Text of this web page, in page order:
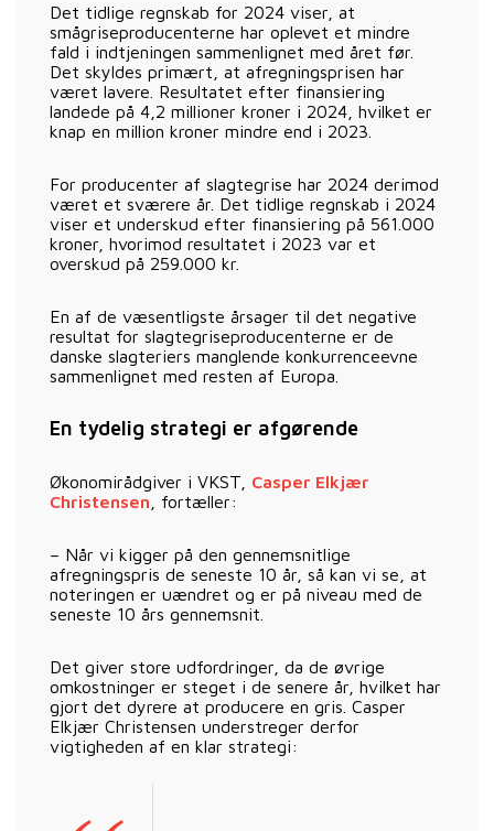
Det tidlige regnskab for 2024 viser, at
smågriseproducenterne har oplevet et mindre
fald i indtjeningen sammenlignet med året før.
Det skyldes primært, at afregningsprisen har
været lavere. Resultatet efter finansiering
landede på 4,2 millioner kroner i 2024, hvilket er
knap en million kroner mindre end i 2023.
For producenter af slagtegrise har 2024 derimod
været et sværere år. Det tidlige regnskab i 2024
viser et underskud efter finansiering på 561.000
kroner, hvorimod resultatet i 2023 var et
overskud på 259.000 kr.
En af de væsentligste årsager til det negative
resultat for slagtegriseproducenterne er de
danske slagteriers manglende konkurrenceevne
sammenlignet med resten af Europa.
En tydelig strategi er afgørende
Økonomirådgiver i VKST, Casper Elkjær
Christensen , fortæller:
– Når vi kigger på den gennemsnitlige
afregningspris de seneste 10 år, så kan vi se, at
noteringen er uændret og er på niveau med de
seneste 10 års gennemsnit.
Det giver store udfordringer, da de øvrige
omkostninger er steget i de senere år, hvilket har
gjort det dyrere at producere en gris. Casper
Elkjær Christensen understreger derfor
vigtigheden af en klar strategi: